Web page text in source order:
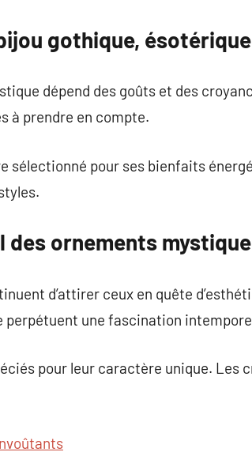
gothique,
dépend des goûts et des
à prendre en compte.
sélectionné pour ses bienfaits
des ornements
d’attirer ceux en quête
perpétuent une fascination
pour leur caractère unique. Les